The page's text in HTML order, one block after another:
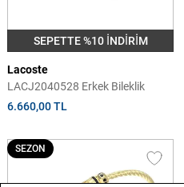
SEPETTE %10 İNDİRİM
Lacoste
LACJ2040528 Erkek Bileklik
6.660,00 TL
SEZON